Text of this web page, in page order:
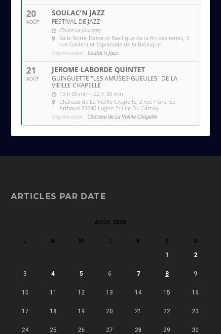
20
AOÛT
SOULAC'N JAZZ
FESTIVAL DE JAZZ
(Toute La Journée)
Salle Notre-Dame et Basilique de la fin des terres , 3
rue Gallieni et Esplanade de la Basilique
Organisateur: Soulac'n Jazz
21
AOÛT
JEROME LABORDE QUINTET
GUINGUETTE "LES AMUSES-GUEULES" DE LA
VIEILLE CHAPELLE
19 h 00 min - 22 h 30 min
Château de La Vieille Chapelle , 2 rue Florence
Arthaud 33240 Lugon Et l Ile Du Carnay
Organisateur: Chateau de La Vieille Chapelle
ARTICLES PAR DATE
AOÛT 2026
L M M J V S D
1 2
3 4 5 6 7 8 9
10 11 12 13 14 15 16
17 18 19 20 21 22 23
24 25 26 27 28 29 30